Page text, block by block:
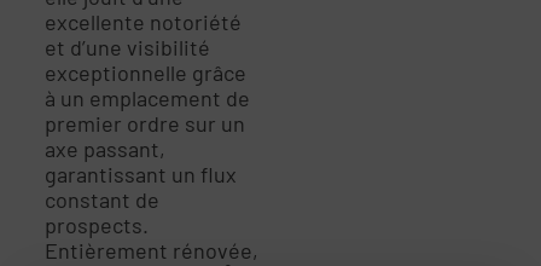
excellente notoriété
et d’une visibilité
exceptionnelle grâce
à un emplacement de
premier ordre sur un
axe passant,
garantissant un flux
constant de
prospects.
Entièrement rénovée,